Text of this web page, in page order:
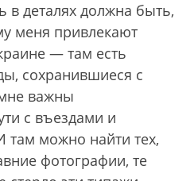
в деталях должна быть,
меня привлекают
— там есть
сохранившиеся с
важны
с въездами и
там можно найти тех,
фотографии, те